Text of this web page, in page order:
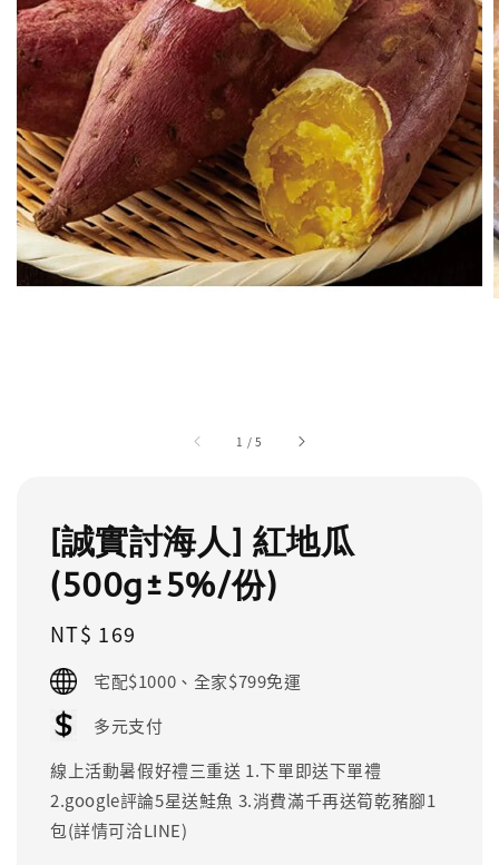
1 /5
[誠實討海人] 紅地瓜
(500g±5%/份)
Regular
price
NT$ 169
宅配$1000、全家$799免運
多元支付
線上活動暑假好禮三重送 1.下單即送下單禮
2.google評論5星送鮭魚 3.消費滿千再送筍乾豬腳1
包(詳情可洽LINE)